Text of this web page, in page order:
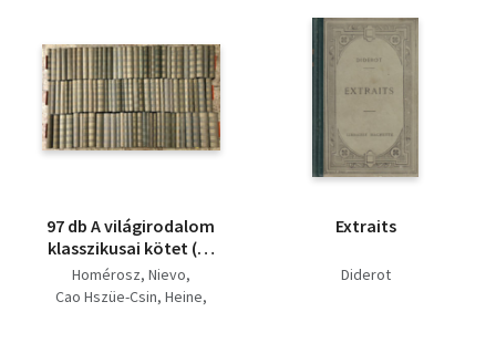
97 db A világirodalom
klasszikusai kötet (78
mű)
Homérosz Nievo
Cao Hszüe-Csin Heine
Extraits
Diderot